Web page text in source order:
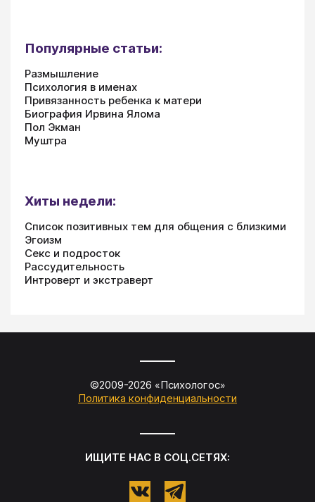
Популярные статьи:
Размышление
Психология в именах
Привязанность ребенка к матери
Биография Ирвина Ялома
Пол Экман
Муштра
Хиты недели:
Список позитивных тем для общения с близкими
Эгоизм
Секс и подросток
Рассудительность
Интроверт и экстраверт
©2009-2026 «Психологос»
Политика конфиденциальности
ИЩИТЕ НАС В СОЦ.СЕТЯХ: